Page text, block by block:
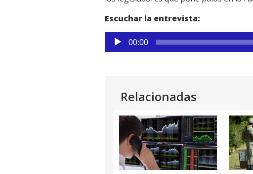
Escuchar la entrevista:
Reproductor
de
00:00
Relacionadas